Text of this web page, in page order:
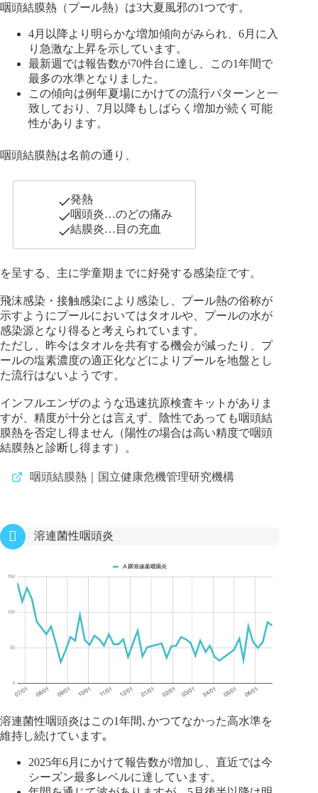
咽頭結膜熱（プール熱）は3大夏風邪の1つです。
4月以降より明らかな増加傾向がみられ、6月に入
り急激な上昇を示しています。
最新週では報告数が70件台に達し、この1年間で
最多の水準となりました。
この傾向は例年夏場にかけての流行パターンと一
致しており、7月以降もしばらく増加が続く可能
性があります。
咽頭結膜熱は名前の通り、
発熱
咽頭炎…のどの痛み
結膜炎…目の充血
を呈する、主に学童期までに好発する感染症です。
飛沫感染・接触感染により感染し、プール熱の俗称が
示すようにプールにおいてはタオルや、プールの水が
感染源となり得ると考えられています。
ただし、昨今はタオルを共有する機会が減ったり、プ
ールの塩素濃度の適正化などによりプールを地盤とし
た流行はないようです。
インフルエンザのような迅速抗原検査キットがありま
すが、精度が十分とは言えず、陰性であっても咽頭結
膜熱を否定し得ません（陽性の場合は高い精度で咽頭
結膜熱と診断し得ます）。
咽頭結膜熱｜国立健康危機管理研究機構
溶連菌性咽頭炎
溶連菌性咽頭炎はこの1年間､かつてなかった高水準を
維持し続けています｡
2025年6月にかけて報告数が増加し、直近では今
シーズン最多レベルに達しています。